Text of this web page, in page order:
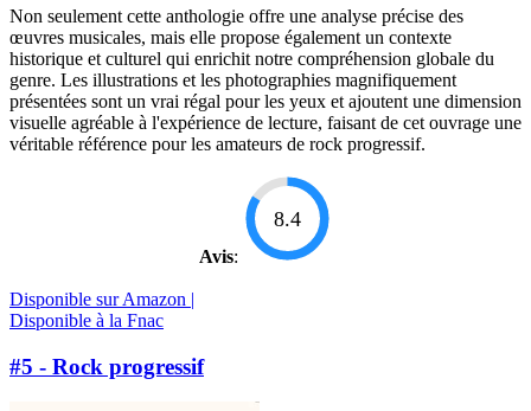
Non seulement cette anthologie offre une analyse précise des
œuvres musicales, mais elle propose également un contexte
historique et culturel qui enrichit notre compréhension globale du
genre. Les illustrations et les photographies magnifiquement
présentées sont un vrai régal pour les yeux et ajoutent une dimension
visuelle agréable à l'expérience de lecture, faisant de cet ouvrage une
véritable référence pour les amateurs de rock progressif.
Avis:
8.4
Disponible sur Amazon |
Disponible à la Fnac
#5 - Rock progressif